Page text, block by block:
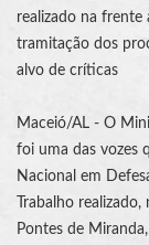
realizado na frente
tramitação dos
alvo de críticas
Maceió/AL - O
foi uma das vozes
Nacional em
Trabalho realizado,
Pontes de